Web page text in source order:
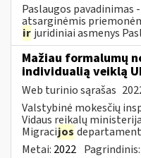
Paslaugos pavadinimas
atsarginėmis
ir juridiniai asmenys
Mažiau formalumų
individualią veiklą
Web turinio sąrašas
Valstybinė mokesčių
Vidaus reikalų
Migracijos
Metai: 2022 Pagrindinis: